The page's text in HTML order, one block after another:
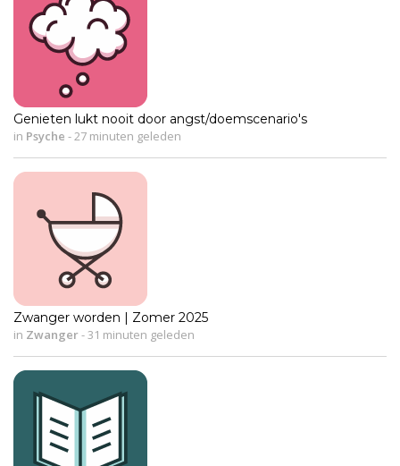
Genieten lukt nooit door angst/doemscenario's
in Psyche -27 minuten geleden
Zwanger worden | Zomer 2025
in Zwanger-31 minuten geleden